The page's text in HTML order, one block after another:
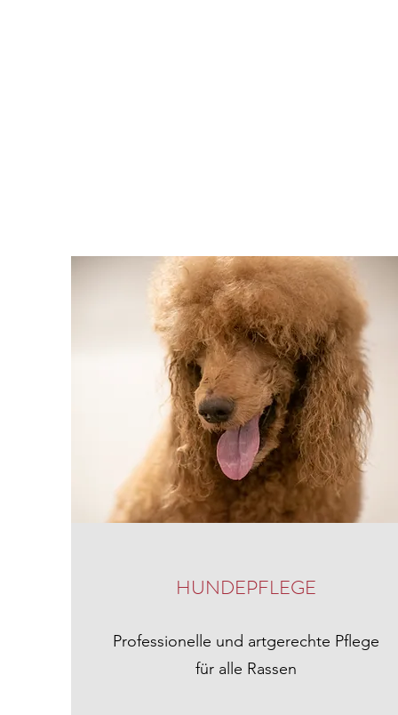
HUNDEPFLEGE
Professionelle und artgerechte Pflege
für alle Rassen